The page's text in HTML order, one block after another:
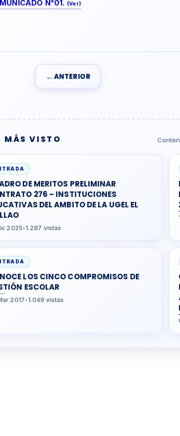
N°01. (Ver)
← ANTERIOR
MÁS VISTO
DE MERITOS PRELIMINAR
276 – INSTITUCIONES
DEL AMBITO DE LA UGEL EL
2025•1.287 vistas
LOS CINCO COMPROMISOS DE
ESCOLAR
2017•1.049 vistas